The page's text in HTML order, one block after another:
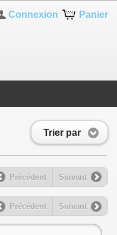
Panier
Connexion
Trier par
Précédent Suivant
Précédent Suivant